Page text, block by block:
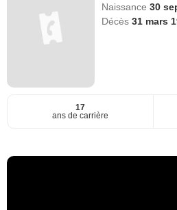
Naissance30
Décès31 mars
17
ans de carrière